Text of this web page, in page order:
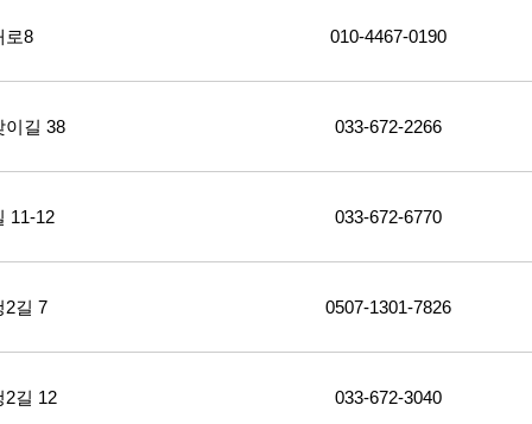
로8 010-4467-0190
이길 38 033-672-2266
11-12 033-672-6770
2길 7 0507-1301-7826
2길 12 033-672-3040